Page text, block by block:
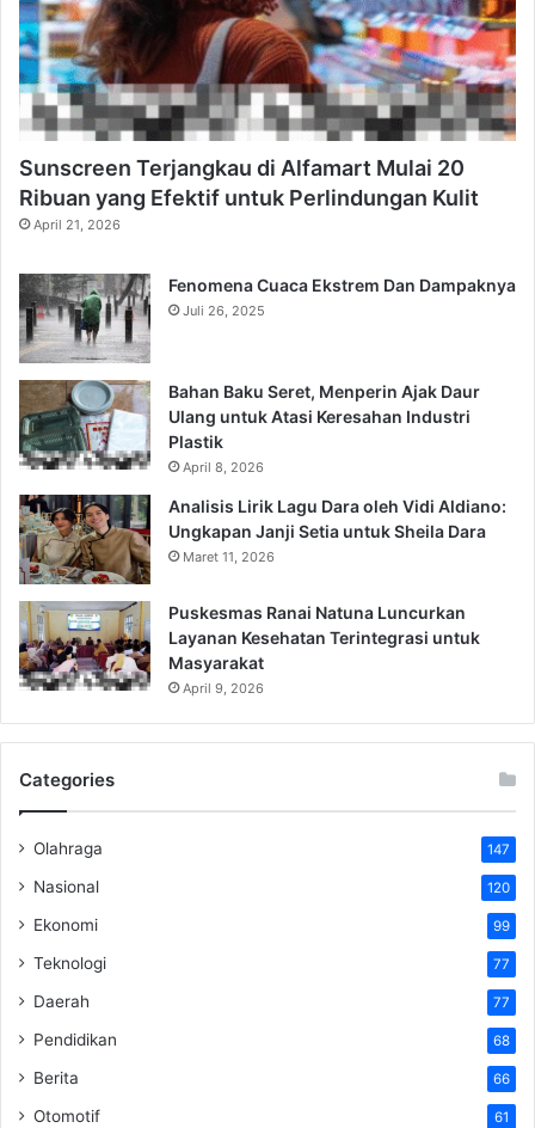
Sunscreen Terjangkau di Alfamart Mulai 20
Ribuan yang Efektif untuk Perlindungan Kulit
April 21, 2026
Fenomena Cuaca Ekstrem Dan Dampaknya
Juli 26, 2025
Bahan Baku Seret, Menperin Ajak Daur
Ulang untuk Atasi Keresahan Industri
Plastik
April 8, 2026
Analisis Lirik Lagu Dara oleh Vidi Aldiano:
Ungkapan Janji Setia untuk Sheila Dara
Maret 11, 2026
Puskesmas Ranai Natuna Luncurkan
Layanan Kesehatan Terintegrasi untuk
Masyarakat
April 9, 2026
Categories
Olahraga 147
Nasional 120
Ekonomi 99
Teknologi 77
Daerah 77
Pendidikan 68
Berita 66
Otomotif 61